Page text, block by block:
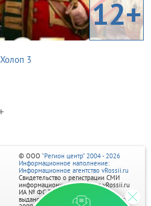
12+
Холоп 3
© ООО "Регион центр" 2004 - 2026
Информационное наполнение:
Информационное агентство vRossii.ru
Свидетельство о регистрации СМИ
информационного агентства vRossii.ru
ИА № ФС 77‑35502
выдано РОСКОМНАДЗОРом 04 марта